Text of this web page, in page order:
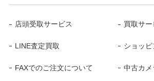
店頭受取サービス 買取サー
LINE査定買取 ショッ
FAXでのご注文について 中古カ